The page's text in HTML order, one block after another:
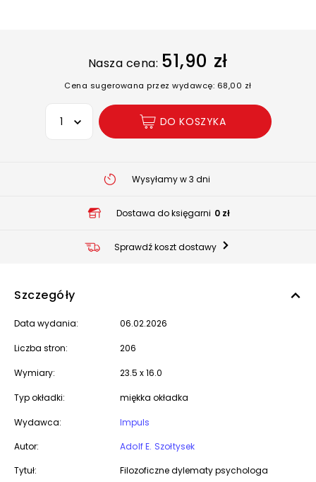
Nasza cena: 51,90 zł
Cena sugerowana przez wydawcę: 68,00 zł
Wybierz opcję
DO KOSZYKA
Wysyłamy w 3 dni
Dostawa do księgarni 0 zł
Sprawdź koszt dostawy
Szczegóły
Data wydania: 06.02.2026
Liczba stron: 206
Wymiary: 23.5 x 16.0
Typ okładki: miękka okładka
Wydawca:
Impuls
Autor:
Adolf E. Szołtysek
Tytuł:
Filozoficzne dylematy psychologa